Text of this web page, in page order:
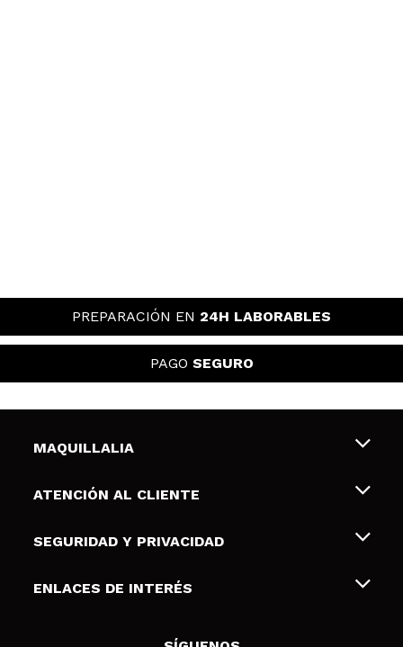
PREPARACIÓN EN 24H LABORABLES
PAGO SEGURO
MAQUILLALIA
Sobre nosotros
Tarjetas de Regalo
ATENCIÓN AL CLIENTE
Envíos y devoluciones
Formas de pago
SEGURIDAD Y PRIVACIDAD
Terminos y condiciones de uso
Política de cookies
ENLACES DE INTERÉS